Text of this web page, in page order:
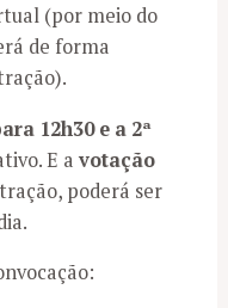
(por meio do
de forma
12h30 e a 2ª
E avotação
poderá ser